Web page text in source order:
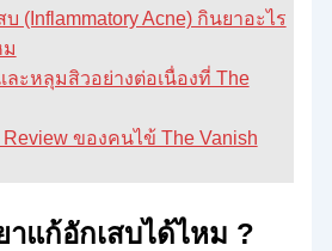
(Inflammatory Acne) กินยาอะไร
ม
ละหลุมสิวอย่างต่อเนื่องที่ The
ของคนไข้ The Vanish
าแก้อักเสบได้ไหม ?